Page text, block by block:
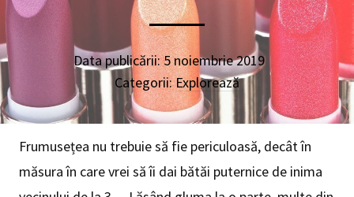
Data publicării:5 noiembrie 2019
Categorii:Explorează
Frumusețea nu trebuie să fie periculoasă, decât în
măsura în care vrei să îi dai bătăi puternice de inima